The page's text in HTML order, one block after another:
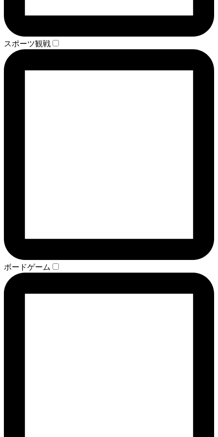
スポーツ観戦
ボードゲーム